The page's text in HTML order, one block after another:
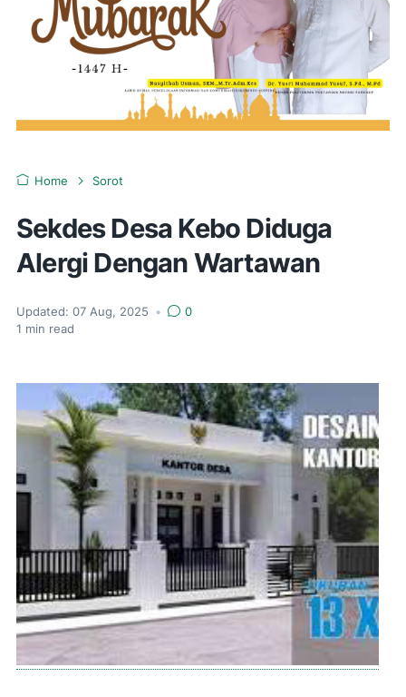
Home Sorot
Sekdes Desa Kebo Diduga
Alergi Dengan Wartawan
Updated: 07 Aug, 2025 •
0
1 min read